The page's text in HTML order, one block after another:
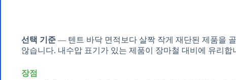
선택 기준 — 텐트 바닥 면적보다 살짝 작게 재단된 제품을
않습니다. 내수압 표기가 있는 제품이 장마철 대비에 유리합
장점